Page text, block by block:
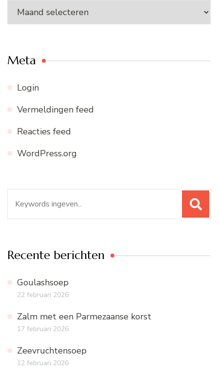
Ons
archief
Meta
Login
Vermeldingen feed
Reacties feed
WordPress.org
naar:
Recente berichten
Goulashsoep
22 februari 2026
Zalm met een Parmezaanse korst
17 februari 2026
Zeevruchtensoep
12 februari 2026